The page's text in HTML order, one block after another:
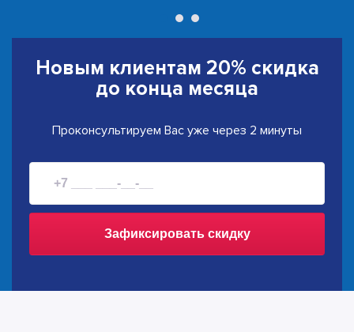
Новым клиентам 20% скидка
до конца месяца
Проконсультируем Вас уже через 2 минуты
Зафиксировать скидку